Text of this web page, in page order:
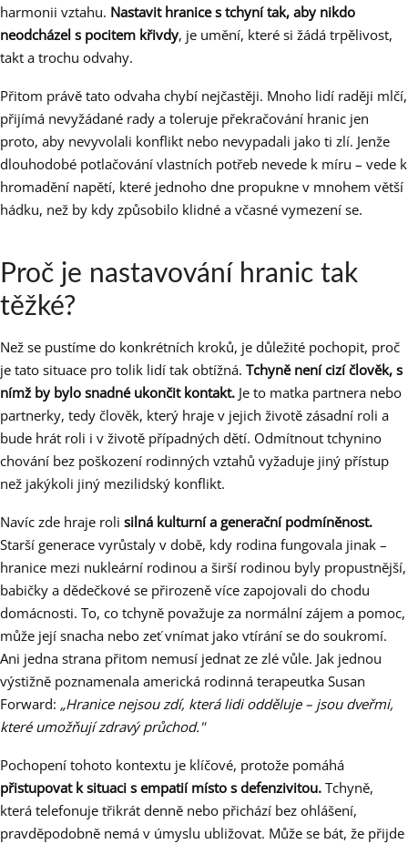
harmonii vztahu. Nastavit hranice s tchyní tak, aby nikdo
neodcházel s pocitem křivdy, je umění, které si žádá trpělivost,
takt a trochu odvahy.
Přitom právě tato odvaha chybí nejčastěji. Mnoho lidí raději mlčí,
přijímá nevyžádané rady a toleruje překračování hranic jen
proto, aby nevyvolali konflikt nebo nevypadali jako ti zlí. Jenže
dlouhodobé potlačování vlastních potřeb nevede k míru – vede k
hromadění napětí, které jednoho dne propukne v mnohem větší
hádku, než by kdy způsobilo klidné a včasné vymezení se.
Proč je nastavování hranic tak
těžké?
Než se pustíme do konkrétních kroků, je důležité pochopit, proč
je tato situace pro tolik lidí tak obtížná. Tchyně není cizí člověk, s
nímž by bylo snadné ukončit kontakt. Je to matka partnera nebo
partnerky, tedy člověk, který hraje v jejich životě zásadní roli a
bude hrát roli i v životě případných dětí. Odmítnout tchynino
chování bez poškození rodinných vztahů vyžaduje jiný přístup
než jakýkoli jiný mezilidský konflikt.
Navíc zde hraje roli silná kulturní a generační podmíněnost.
Starší generace vyrůstaly v době, kdy rodina fungovala jinak –
hranice mezi nukleární rodinou a širší rodinou byly propustnější,
babičky a dědečkové se přirozeně více zapojovali do chodu
domácnosti. To, co tchyně považuje za normální zájem a pomoc,
může její snacha nebo zeť vnímat jako vtírání se do soukromí.
Ani jedna strana přitom nemusí jednat ze zlé vůle. Jak jednou
výstižně poznamenala americká rodinná terapeutka Susan
Forward: „Hranice nejsou zdí, která lidi odděluje – jsou dveřmi,
které umožňují zdravý průchod."
Pochopení tohoto kontextu je klíčové, protože pomáhá
přistupovat k situaci s empatií místo s defenzivitou. Tchyně,
která telefonuje třikrát denně nebo přichází bez ohlášení,
pravděpodobně nemá v úmyslu ubližovat. Může se bát, že přijde